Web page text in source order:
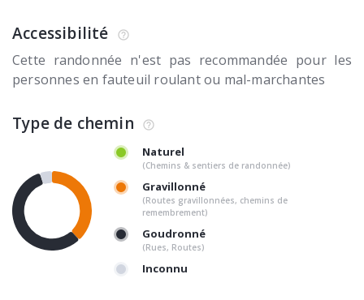
Accessibilité
Cette randonnée n'est pas recommandée pour les
personnes en fauteuil roulant ou mal-marchantes
Type de chemin
Naturel
(Chemins & sentiers de randonnée)
Gravillonné
(Routes gravillonnées, chemins de
remembrement)
Goudronné
(Rues, Routes)
Inconnu